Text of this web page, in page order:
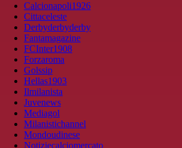
Calcionapoli1926
Cittaceleste
Derbyderbyderby
Fantamagazine
FCInter1908
Forzaroma
Golssip
Hellas1903
Ilmilanista
Juvenews
Mediagol
Milanistichannel
Mondoudinese
Notiziecalciomercato